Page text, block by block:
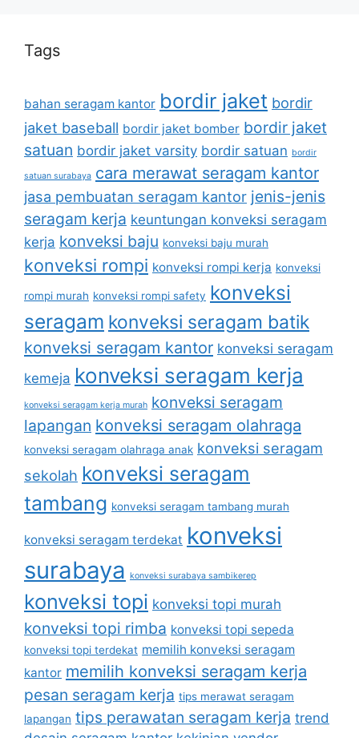
Tags
bahan seragam kantor bordir jaket bordir
jaket baseball bordir jaket bomber bordir jaket
satuan bordir jaket varsity bordir satuan bordir
satuan surabaya cara merawat seragam kantor
jasa pembuatan seragam kantor jenis-jenis
seragam kerja keuntungan konveksi seragam
kerja konveksi baju konveksi baju murah
konveksi rompi konveksi rompi kerja konveksi
rompi murah konveksi rompi safety konveksi
seragam konveksi seragam batik
konveksi seragam kantor konveksi seragam
kemeja konveksi seragam kerja
konveksi seragam kerja murah konveksi seragam
lapangan konveksi seragam olahraga
konveksi seragam olahraga anak konveksi seragam
sekolah konveksi seragam
tambang konveksi seragam tambang murah
konveksi seragam terdekat konveksi
surabaya konveksi surabaya sambikerep
konveksi topi konveksi topi murah
konveksi topi rimba konveksi topi sepeda
konveksi topi terdekat memilih konveksi seragam
kantor memilih konveksi seragam kerja
pesan seragam kerja tips merawat seragam
lapangan tips perawatan seragam kerja trend